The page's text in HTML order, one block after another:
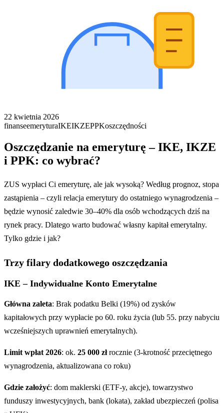
22 kwietnia 2026
finanseemeryturaIKEIKZEPPKoszczędności
Oszczędzanie na emeryturę – IKE, IKZE
i PPK: co wybrać?
ZUS wypłaci Ci emeryturę, ale jak wysoką? Według prognoz, stopa
zastąpienia – czyli relacja emerytury do ostatniego wynagrodzenia –
będzie wynosić zaledwie 30–40% dla osób wchodzących dziś na
rynek pracy. Dlatego warto budować własny kapitał emerytalny.
Tylko gdzie i jak?
Trzy filary dodatkowego oszczędzania
IKE – Indywidualne Konto Emerytalne
Główna zaleta: Brak podatku Belki (19%) od zysków
kapitałowych przy wypłacie po 60. roku życia (lub 55. przy nabyciu
wcześniejszych uprawnień emerytalnych).
Limit wpłat 2026: ok. 25 000 złrocznie (3-krotność przeciętnego
wynagrodzenia, aktualizowana co roku)
Gdzie założyć: dom maklerski (ETF-y, akcje), towarzystwo
funduszy inwestycyjnych, bank (lokata), zakład ubezpieczeń (polisa